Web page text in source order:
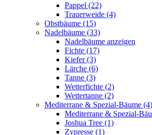
Pappel (22)
Trauerweide (4)
Obstbäume (15)
Nadelbäume (33)
Nadelbäume anzeigen
Fichte (17)
Kiefer (3)
Lärche (6)
Tanne (3)
Wetterfichte (2)
Wettertanne (2)
Mediterrane & Spezial-Bäume (4)
Mediterrane & Spezial-
Joshua Tree (1)
Zypresse (1)